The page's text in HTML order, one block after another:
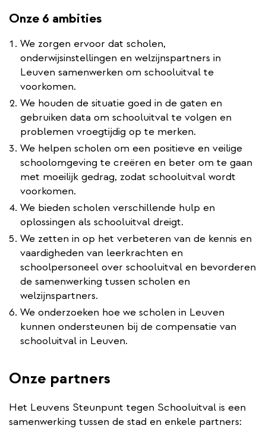
Onze 6 ambities
We zorgen ervoor dat scholen,
onderwijsinstellingen en welzijnspartners in
Leuven samenwerken om schooluitval te
voorkomen.
We houden de situatie goed in de gaten en
gebruiken data om schooluitval te volgen en
problemen vroegtijdig op te merken.
We helpen scholen om een positieve en veilige
schoolomgeving te creëren en beter om te gaan
met moeilijk gedrag, zodat schooluitval wordt
voorkomen.
We bieden scholen verschillende hulp en
oplossingen als schooluitval dreigt.
We zetten in op het verbeteren van de kennis en
vaardigheden van leerkrachten en
schoolpersoneel over schooluitval en bevorderen
de samenwerking tussen scholen en
welzijnspartners.
We onderzoeken hoe we scholen in Leuven
kunnen ondersteunen bij de compensatie van
schooluitval in Leuven.
Onze partners
Het Leuvens Steunpunt tegen Schooluitval is een
samenwerking tussen de stad en enkele partners: